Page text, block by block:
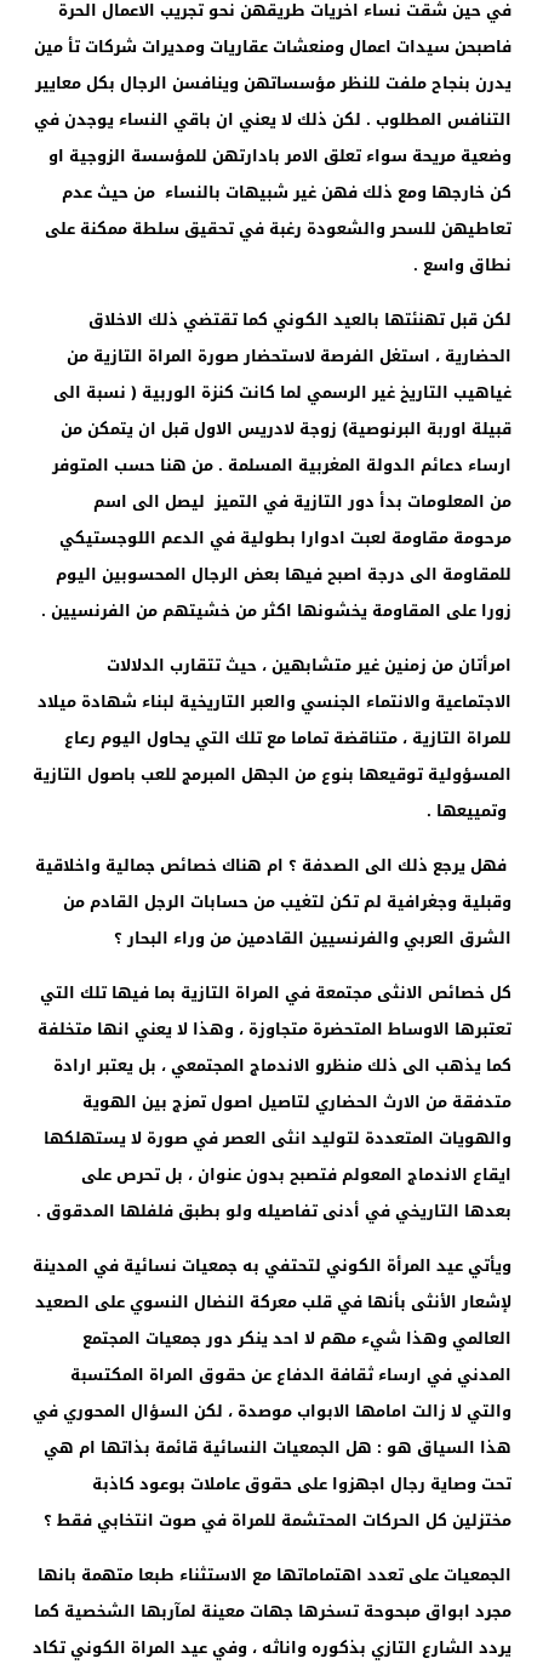
في حين شقت نساء اخريات طريقهن نحو تجريب الاعمال الحرة
فاصبحن سيدات اعمال ومنعشات عقاريات ومديرات شركات تأ مين
يدرن بنجاح ملفت للنظر مؤسساتهن وينافسن الرجال بكل معايير
التنافس المطلوب . لكن ذلك لا يعني ان باقي النساء يوجدن في
وضعية مريحة سواء تعلق الامر بادارتهن للمؤسسة الزوجية او
كن خارجها ومع ذلك فهن غير شبيهات بالنساء من حيث عدم
تعاطيهن للسحر والشعودة رغبة في تحقيق سلطة ممكنة على
نطاق واسع .
لكن قبل تهنئتها بالعيد الكوني كما تقتضي ذلك الاخلاق
الحضارية ، استغل الفرصة لاستحضار صورة المراة التازية من
غياهيب التاريخ غير الرسمي لما كانت كنزة الوربية ( نسبة الى
قبيلة اوربة البرنوصية) زوجة لادريس الاول قبل ان يتمكن من
ارساء دعائم الدولة المغربية المسلمة . من هنا حسب المتوفر
من المعلومات بدأ دور التازية في التميز ليصل الى اسم
مرحومة مقاومة لعبت ادوارا بطولية في الدعم اللوجستيكي
للمقاومة الى درجة اصبح فيها بعض الرجال المحسوبين اليوم
زورا على المقاومة يخشونها اكثر من خشيتهم من الفرنسيين .
امرأتان من زمنين غير متشابهين ، حيث تتقارب الدلالات
الاجتماعية والانتماء الجنسي والعبر التاريخية لبناء شهادة ميلاد
للمراة التازية ، متناقضة تماما مع تلك التي يحاول اليوم رعاع
المسؤولية توقيعها بنوع من الجهل المبرمج للعب باصول التازية
وتمييعها .
فهل يرجع ذلك الى الصدفة ؟ ام هناك خصائص جمالية واخلاقية
وقبلية وجغرافية لم تكن لتغيب من حسابات الرجل القادم من
الشرق العربي والفرنسيين القادمين من وراء البحار ؟
كل خصائص الانثى مجتمعة في المراة التازية بما فيها تلك التي
تعتبرها الاوساط المتحضرة متجاوزة ، وهذا لا يعني انها متخلفة
كما يذهب الى ذلك منظرو الاندماج المجتمعي ، بل يعتبر ارادة
متدفقة من الارث الحضاري لتاصيل اصول تمزج بين الهوية
والهويات المتعددة لتوليد انثى العصر في صورة لا يستهلكها
ايقاع الاندماج المعولم فتصبح بدون عنوان ، بل تحرص على
بعدها التاريخي في أدنى تفاصيله ولو بطبق فلفلها المدقوق .
ويأتي عيد المرأة الكوني لتحتفي به جمعيات نسائية في المدينة
لإشعار الأنثى بأنها في قلب معركة النضال النسوي على الصعيد
العالمي وهذا شيء مهم لا احد ينكر دور جمعيات المجتمع
المدني في ارساء ثقافة الدفاع عن حقوق المراة المكتسبة
والتي لا زالت امامها الابواب موصدة ، لكن السؤال المحوري في
هذا السياق هو : هل الجمعيات النسائية قائمة بذاتها ام هي
تحت وصاية رجال اجهزوا على حقوق عاملات بوعود كاذبة
مختزلين كل الحركات المحتشمة للمراة في صوت انتخابي فقط ؟
الجمعيات على تعدد اهتماماتها مع الاستثناء طبعا متهمة بانها
مجرد ابواق مبحوحة تسخرها جهات معينة لمآربها الشخصية كما
يردد الشارع التازي بذكوره واناثه ، وفي عيد المراة الكوني تكاد